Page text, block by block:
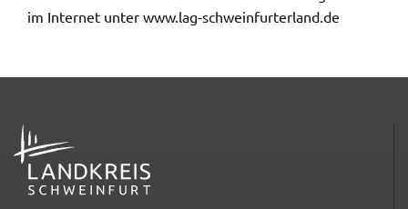
im Inter­net unter www.​lag-​sch​wein​furt​erla​nd.​de
ADRESSE
_pk_ses
_pk_ses
Zweck:
Kurzzeitiges Cookie, um vorübergehende Daten des